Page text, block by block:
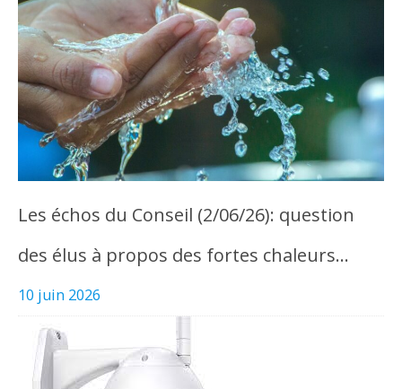
Les échos du Conseil (2/06/26): question
des élus à propos des fortes chaleurs…
10 juin 2026